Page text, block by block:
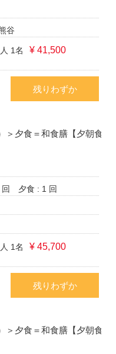
谷
1名 ¥ 41,500
残りわずか
夕食＝和食膳【夕朝食
夕食 : 1 回
1名 ¥ 45,700
残りわずか
夕食＝和食膳【夕朝食